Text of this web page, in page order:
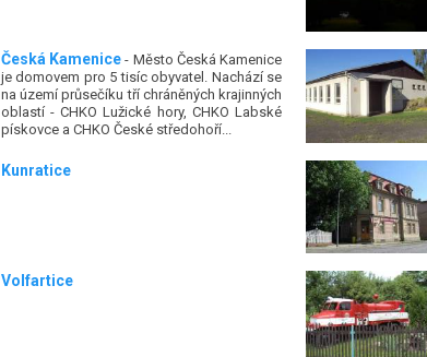
Česká Kamenice - Město Česká Kamenice
je domovem pro 5 tisíc obyvatel. Nachází se
na území průsečíku tří chráněných krajinných
oblastí - CHKO Lužické hory, CHKO Labské
pískovce a CHKO České středohoří...
Kunratice
Volfartice